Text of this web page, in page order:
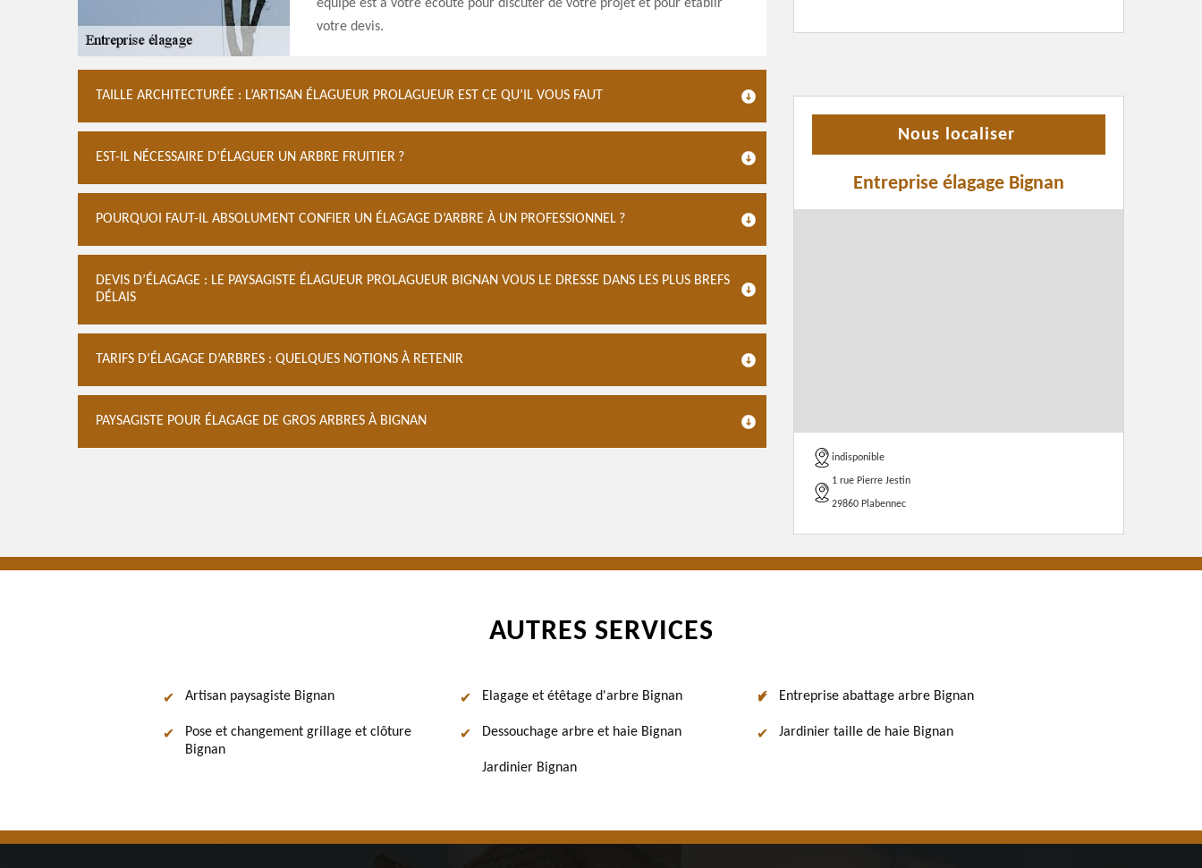
équipe est à votre écoute pour discuter de votre projet et pour établir
votre devis.
TAILLE ARCHITECTURÉE : L’ARTISAN ÉLAGUEUR PROLAGUEUR EST CE QU’IL VOUS FAUT
EST-IL NÉCESSAIRE D’ÉLAGUER UN ARBRE FRUITIER ?
POURQUOI FAUT-IL ABSOLUMENT CONFIER UN ÉLAGAGE D’ARBRE À UN PROFESSIONNEL ?
DEVIS D’ÉLAGAGE : LE PAYSAGISTE ÉLAGUEUR PROLAGUEUR BIGNAN VOUS LE DRESSE DANS LES PLUS BREFS
DÉLAIS
TARIFS D’ÉLAGAGE D’ARBRES : QUELQUES NOTIONS À RETENIR
PAYSAGISTE POUR ÉLAGAGE DE GROS ARBRES À BIGNAN
Nous localiser
Entreprise élagage Bignan
indisponible
1 rue Pierre Jestin
29860 Plabennec
AUTRES SERVICES
Artisan paysagiste Bignan
Pose et changement grillage et clôture
Bignan
Elagage et étêtage d'arbre Bignan
Dessouchage arbre et haie Bignan
Jardinier Bignan
Entreprise abattage arbre Bignan
Jardinier taille de haie Bignan